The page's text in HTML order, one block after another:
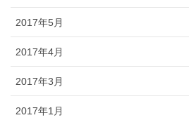
2017年5月
2017年4月
2017年3月
2017年1月